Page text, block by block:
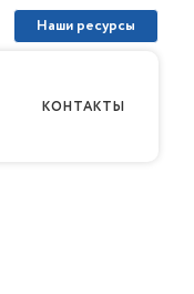
Наши ресурсы
КОНТАКТЫ